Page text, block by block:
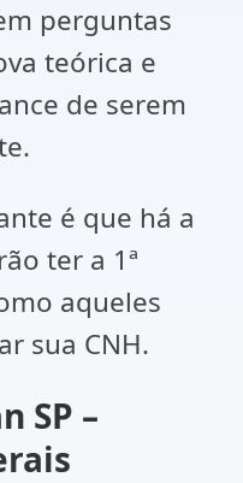
perguntas
teórica e
de serem
é que há a
ter a 1ª
aqueles
sua CNH.
SP –